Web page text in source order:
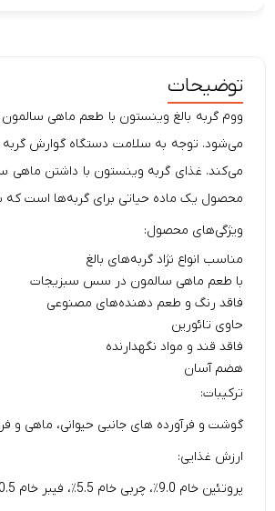
توضیحات
ووم گربه بالغ وینستون با طعم ماهی
می‌شود. توجه به سلامت دستگاه گوارش
می‌کند. غذای گربه وینستون با داشتن ماهی
محصول یک ماده حیاتی برای گربه‌ها است
ویژگی‌‌های محصول:
مناسب انواع نژاد گربه‌های بالغ
با طعم ماهی سالمون در سس سبزیجات
فاقد رنگ و طعم دهنده‌های مصنوعی
حاوی تائورین
فاقد قند و مواد نگهدارنده
هضم آسان
ترکیبات:
گوشت و فرآورده های جانبی حیوانی، ماهی و فرآورده های جانبی ماهی (6 درصد ماهی سالمون)، سبزیجات،
ارزش غذایی:
پروتئین خام 9.0٪، چربی خام 5.5٪، فیبر خام 0.5٪، خاکستر خام 2.0٪، رطوبت 81.0٪.